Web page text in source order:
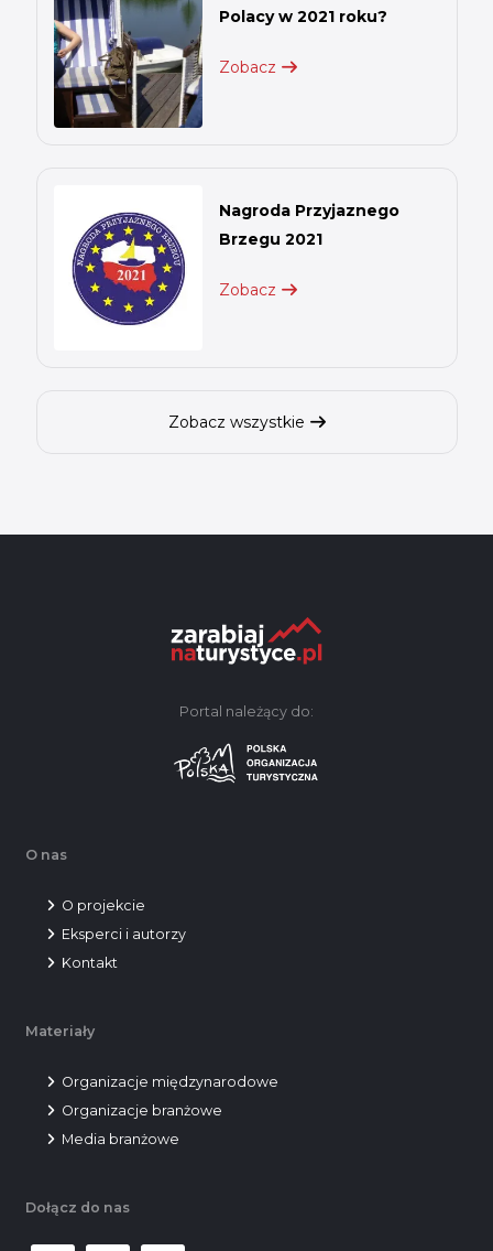
Polacy w 2021 roku?
Zobacz
Nagroda Przyjaznego
Brzegu 2021
Zobacz
Zobacz wszystkie
Portal należący do:
O nas
O projekcie
Eksperci i autorzy
Kontakt
Materiały
Organizacje międzynarodowe
Organizacje branżowe
Media branżowe
Dołącz do nas